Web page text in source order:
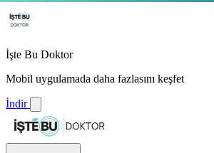
İşte Bu Doktor
Mobil uygulamada daha fazlasını keşfet
İndir